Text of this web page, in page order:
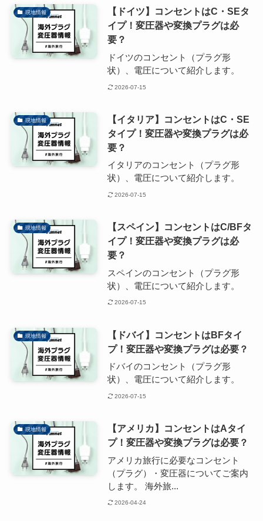
現地情報
【ドイツ】コンセントはC・SEタ
イプ！変圧器や変換プラグは必
要？
ドイツのコンセント（プラグ形
状）、電圧について紹介します。
2026-07-15
現地情報
【イタリア】コンセントはC・SE
タイプ！変圧器や変換プラグは必
要？
イタリアのコンセント（プラグ形
状）、電圧について紹介します。
2026-07-15
現地情報
【スペイン】コンセントはC/BFタ
イプ！変圧器や変換プラグは必
要？
スペインのコンセント（プラグ形
状）、電圧について紹介します。
2026-07-15
現地情報
【ドバイ】コンセントはBFタイ
プ！変圧器や変換プラグは必要？
ドバイのコンセント（プラグ形
状）、電圧について紹介します。
2026-07-15
現地情報
【アメリカ】コンセントはAタイ
プ！変圧器や変換プラグは必要？
アメリカ旅行に必要なコンセント
（プラグ）・変圧器についてご案内
します。 海外旅...
2026-04-24